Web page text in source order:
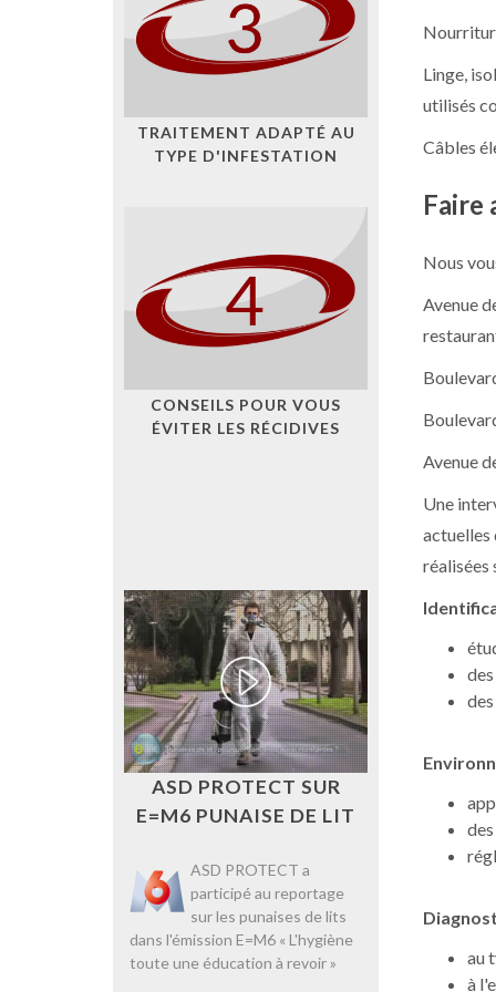
Linge,
utilisés
Câbles
Faire
Nous
Avenue
Avenue
Une
actuelles
réalisées
au
à
TRAITEMENT ADAPTÉ AU
TYPE D'INFESTATION
CONSEILS POUR VOUS
ÉVITER LES RÉCIDIVES
ASD PROTECT SUR
E=M6 PUNAISE DE LIT
ASD PROTECT a
participé au reportage
sur les punaises de lits
dans l'émission E=M6 « L'hygiène
toute une éducation à revoir »